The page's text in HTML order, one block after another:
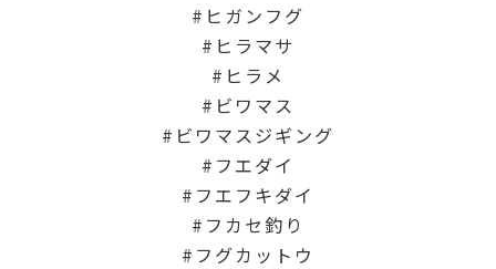
ヒガンフグ
ヒラマサ
ヒラメ
ビワマス
ビワマスジギング
フエダイ
フエフキダイ
フカセ釣り
フグカットウ